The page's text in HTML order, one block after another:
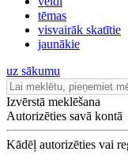
tēmas
visvairāk skatītie
jaunākie
uz sākumu
Izvērstā meklēšana
Autorizēties savā kontā
Kādēļ autorizēties vai